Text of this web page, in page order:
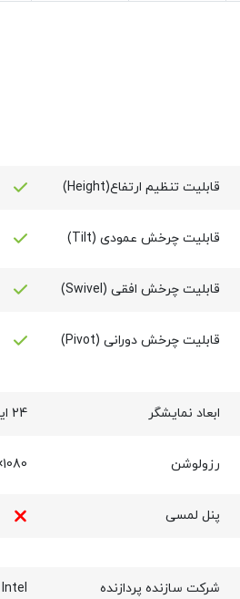
قابلیت تنظیم ارتفاع(Height)
قابلیت چرخش عمودی (Tilt)
قابلیت چرخش افقی (Swivel)
قابلیت چرخش دورانی (Pivot)
ابعاد نمایشگر 24 اینچ
رزولوشن 1080×1920 - FHD
پنل لمسی
شرکت سازنده پردازنده Intel